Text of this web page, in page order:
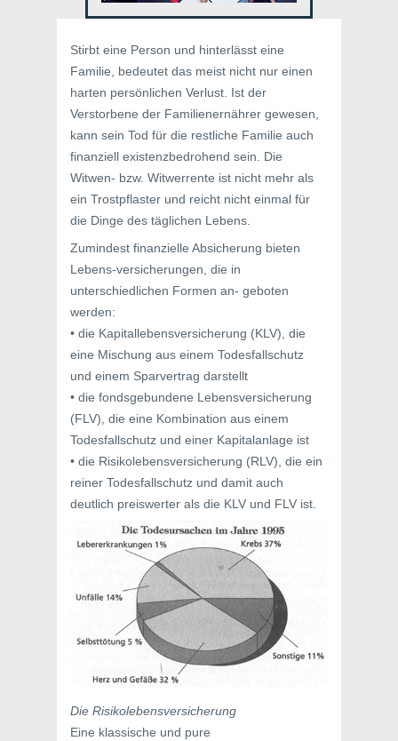
Stirbt eine Person und hinterlässt eine
Familie, bedeutet das meist nicht nur einen
harten persönlichen Verlust. Ist der
Verstorbene der Familienernährer gewesen,
kann sein Tod für die restliche Familie auch
finanziell existenzbedrohend sein. Die
Witwen- bzw. Witwerrente ist nicht mehr als
ein Trostpflaster und reicht nicht einmal für
die Dinge des täglichen Lebens.
Zumindest finanzielle Absicherung bieten
Lebens-versicherungen, die in
unterschiedlichen Formen an- geboten
werden:
• die Kapitallebensversicherung (KLV), die
eine Mischung aus einem Todesfallschutz
und einem Sparvertrag darstellt
• die fondsgebundene Lebensversicherung
(FLV), die eine Kombination aus einem
Todesfallschutz und einer Kapitalanlage ist
• die Risikolebensversicherung (RLV), die ein
reiner Todesfallschutz und damit auch
deutlich preiswerter als die KLV und FLV ist.
Die Risikolebensversicherung
Eine klassische und pure